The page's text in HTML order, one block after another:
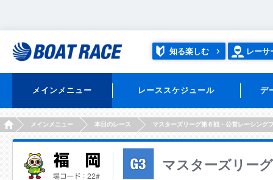
知る楽しむ レーサ
メインメニュー レーススケジュール デ
HOMEメインメニュー 本日のレース マスターズリーグ第６戦・公営レーシング
マスターズリー